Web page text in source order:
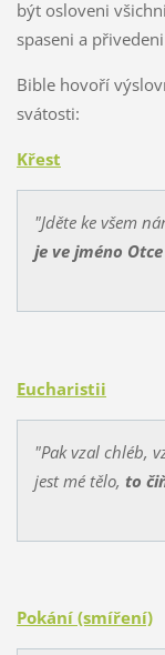
být osloveni
spaseni a
Bible hovoří
svátosti:
Křest
"Jděte ke všem
je ve jméno
Eucharistii
"Pak vzal chléb,
jest mé tělo, to
Pokání (smíření)